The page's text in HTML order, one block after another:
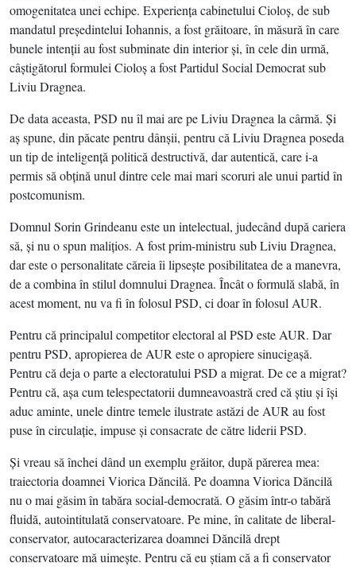
omogenitatea unei echipe. Experienţa cabinetului Cioloş, de sub
mandatul preşedintelui Iohannis, a fost grăitoare, în măsură în care
bunele intenţii au fost subminate din interior şi, în cele din urmă,
câştigătorul formulei Cioloş a fost Partidul Social Democrat sub
Liviu Dragnea.
De data aceasta, PSD nu îl mai are pe Liviu Dragnea la cârmă. Şi
aş spune, din păcate pentru dânşii, pentru că Liviu Dragnea poseda
un tip de inteligenţă politică destructivă, dar autentică, care i-a
permis să obţină unul dintre cele mai mari scoruri ale unui partid în
postcomunism.
Domnul Sorin Grindeanu este un intelectual, judecând după cariera
să, şi nu o spun maliţios. A fost prim-ministru sub Liviu Dragnea,
dar este o personalitate căreia îi lipseşte posibilitatea de a manevra,
de a combina în stilul domnului Dragnea. Încât o formulă slabă, în
acest moment, nu va fi în folosul PSD, ci doar în folosul AUR.
Pentru că principalul competitor electoral al PSD este AUR. Dar
pentru PSD, apropierea de AUR este o apropiere sinucigaşă.
Pentru că deja o parte a electoratului PSD a migrat. De ce a migrat?
Pentru că, aşa cum telespectatorii dumneavoastră cred că ştiu şi îşi
aduc aminte, unele dintre temele ilustrate astăzi de AUR au fost
puse în circulaţie, impuse şi consacrate de către liderii PSD.
Şi vreau să închei dând un exemplu grăitor, după părerea mea:
traiectoria doamnei Viorica Dăncilă. Pe doamna Viorica Dăncilă
nu o mai găsim în tabăra social-democrată. O găsim într-o tabără
fluidă, autointitulată conservatoare. Pe mine, în calitate de liberal-
conservator, autocaracterizarea doamnei Dăncilă drept
conservatoare mă uimeşte. Pentru că eu ştiam că a fi conservator